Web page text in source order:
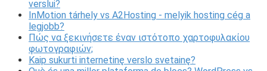
verslui?
InMotion tárhely vs A2Hosting - melyik hosting cég a
legjobb?
Πώς να ξεκινήσετε έναν ιστότοπο χαρτοφυλακίου
φωτογραφιών;
Kaip sukurti internetinę verslo svetainę?